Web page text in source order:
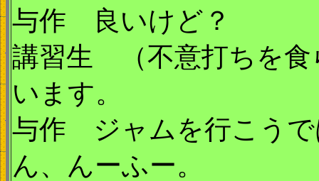
与作 良いけど？
講習生 （不意打ちを食
います。
与作 ジャムを行こうで
ん、んーふー。